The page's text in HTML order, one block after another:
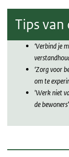
Tips
‘Verbind je
‘Zorg voor
om te
'Werk niet
de bewoners’